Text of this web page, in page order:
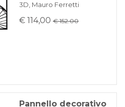
3D, Mauro Ferretti
€ 114,00 € 152.00
Pannello decorativo